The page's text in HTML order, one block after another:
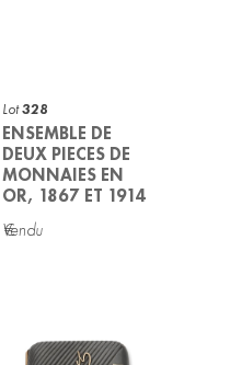
Lot328
ENSEMBLE DE
DEUX PIECES DE
MONNAIES EN
OR, 1867 ET 1914